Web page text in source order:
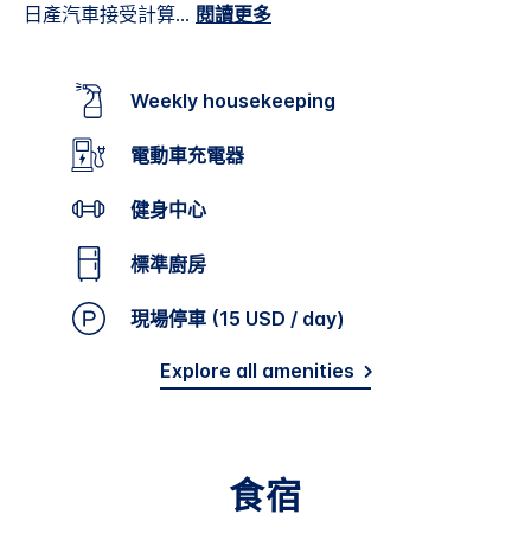
日產汽車接受計算... 閱讀更多
Weekly housekeeping
電動車充電器
健身中心
標準廚房
現場停車 (15 USD / day)
Explore all amenities
食宿